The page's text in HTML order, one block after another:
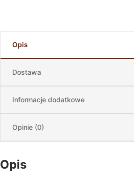
Opis
Dostawa
Informacje dodatkowe
Opinie (0)
Opis